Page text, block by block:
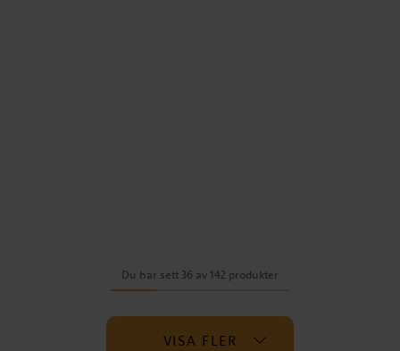
Du har sett 36 av 142 produkter
VISA FLER